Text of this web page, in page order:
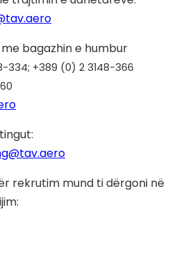
bagazhin e humbur
334; +389 (0) 2 3148-366
rekrutim mund ti dërgoni në